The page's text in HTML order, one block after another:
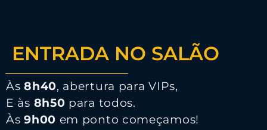
ENTRADA NO SALÃO
Às8h40, abertura para VIPs,
E às 8h50 para todos.
Às9h00 em ponto começamos!